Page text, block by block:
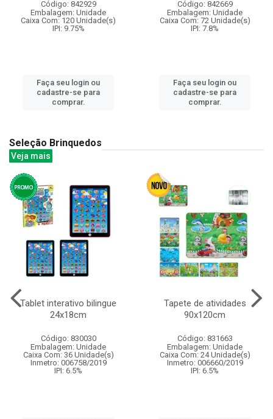
Código: 842929
Embalagem: Unidade
Caixa Com: 120 Unidade(s)
IPI: 9.75%
Faça seu login ou
cadastre-se para
comprar.
Código: 842669
Embalagem: Unidade
Caixa Com: 72 Unidade(s)
IPI: 7.8%
Faça seu login ou
cadastre-se para
comprar.
Seleção Brinquedos
Veja mais
Tablet interativo bilingue
24x18cm
Código: 830030
Embalagem: Unidade
Caixa Com: 36 Unidade(s)
Inmetro: 006758/2019
IPI: 6.5%
Tapete de atividades
90x120cm
Código: 831663
Embalagem: Unidade
Caixa Com: 24 Unidade(s)
Inmetro: 006660/2019
IPI: 6.5%